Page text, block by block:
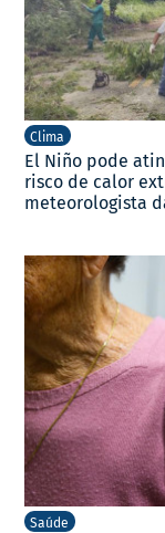
Clima
El Niño pode
risco de calor
meteorologista
Saúde